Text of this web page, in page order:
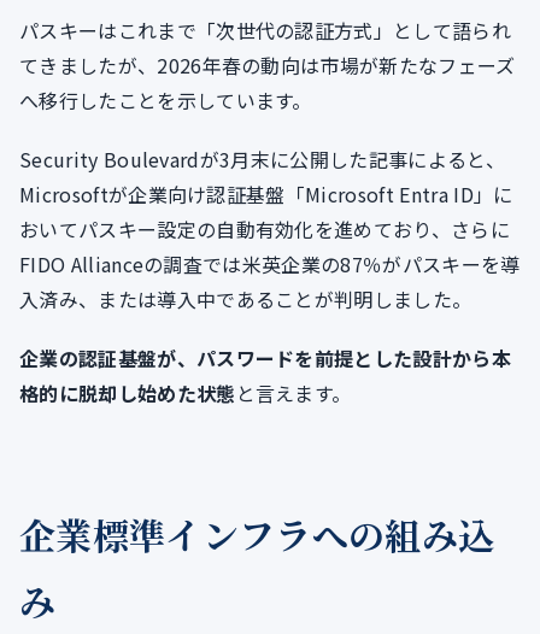
パスキーはこれまで「次世代の認証方式」として語られ
てきましたが、2026年春の動向は市場が新たなフェーズ
へ移行したことを示しています。
Security Boulevardが3月末に公開した記事によると、
Microsoftが企業向け認証基盤「Microsoft Entra ID」に
おいてパスキー設定の自動有効化を進めており、さらに
FIDO Allianceの調査では米英企業の87％がパスキーを導
入済み、または導入中であることが判明しました。
企業の認証基盤が、パスワードを前提とした設計から本
格的に脱却し始めた状態 と言えます。
企業標準インフラへの組み込
み